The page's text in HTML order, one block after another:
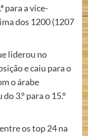
para a vice-
dos 1200 (1207
liderou no
e caiu para o
o árabe
3.º para o 15.º
os top 24 na